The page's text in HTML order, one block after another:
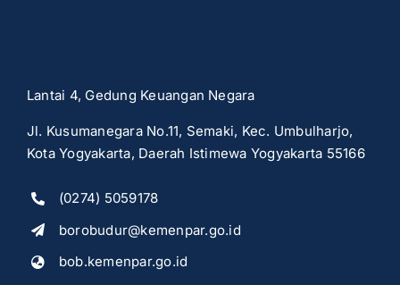
Lantai 4, Gedung Keuangan Negara
Jl. Kusumanegara No.11, Semaki, Kec. Umbulharjo,
Kota Yogyakarta, Daerah Istimewa Yogyakarta 55166
(0274) 5059178
borobudur@kemenpar.go.id
bob.kemenpar.go.id